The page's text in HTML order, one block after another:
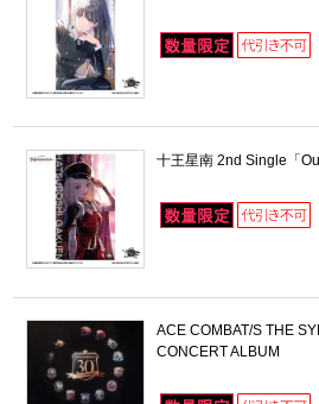
十王星南 2nd Single「
ACE COMBAT/S THE
CONCERT ALBUM